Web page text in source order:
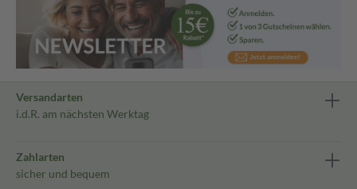
Versandarten
i.d.R. am nächsten Werktag
Zahlarten
sicher und bequem